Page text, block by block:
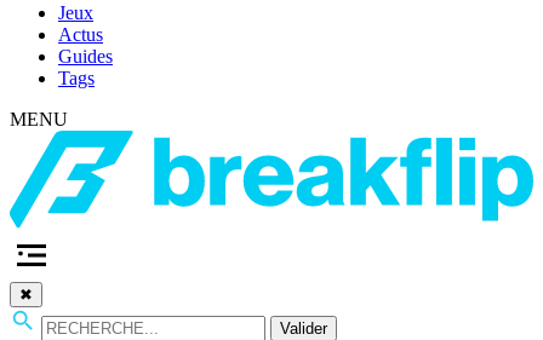
Jeux
Actus
Guides
Tags
MENU
✖
Valider